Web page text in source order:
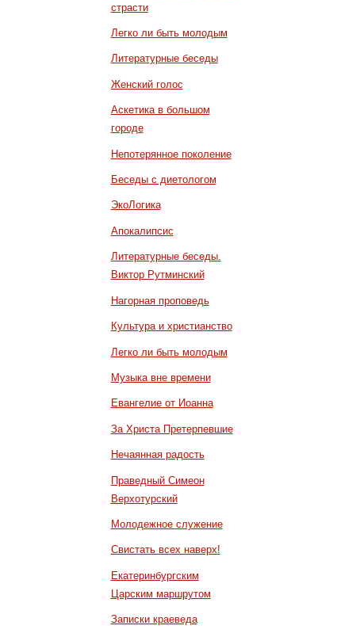
страсти
Легко ли быть молодым
Литературные беседы
Женский голос
Аскетика в большом
городе
Непотерянное поколение
Беседы с диетологом
ЭкоЛогика
Апокалипсис
Литературные беседы.
Виктор Рутминский
Нагорная проповедь
Культура и христианство
Легко ли быть молодым
Музыка вне времени
Евангелие от Иоанна
За Христа Претерпевшие
Нечаянная радость
Праведный Симеон
Верхотурский
Молодежное служение
Свистать всех наверх!
Екатеринбургским
Царским маршрутом
Записки краеведа